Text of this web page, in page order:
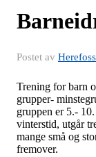
Postet av
Trening for barn
grupper-
gruppen er 5.-
vinterstid, utgår
mange små og
fremover.